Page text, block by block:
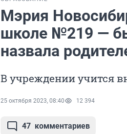
Мэрия
школе №219 —
назвала
В учреждении учится
25 октября 2023, 08:40 12 394
47 комментариев